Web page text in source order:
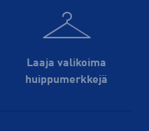
Laaja valikoima
huippu­merkkejä